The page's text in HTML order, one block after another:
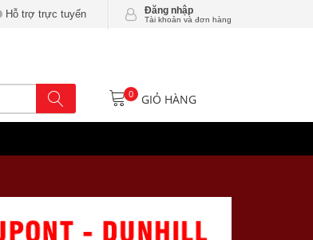
Hỗ trợ trực tuyến Đăng nhập
Tài khoản và đơn hàng
0 GIỎ HÀNG